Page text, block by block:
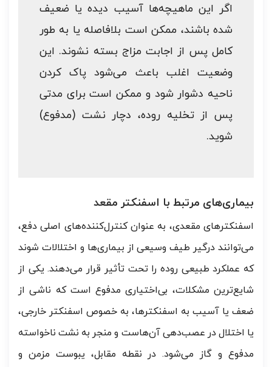
اگر این ماهیچه‌ها آسیب دیده یا ضعیف
شده باشند، ممکن است بلافاصله یا به طور
کامل پس از اجابت مزاج بسته نشوند. این
وضعیت اغلب باعث می‌شود پاک کردن
ناحیه دشوار شود و ممکن است برای مدتی
پس از تخلیه روده، دچار نشت (مدفوع)
شوید.
بیماری‌های مرتبط با اسفنکتر مقعد
اسفنکترهای مقعدی، به عنوان کنترل‌کننده‌های اصلی دفع،
می‌توانند درگیر طیف وسیعی از بیماری‌ها و اختلالات شوند
که عملکرد طبیعی روده را تحت تأثیر قرار می‌دهند. یکی از
شایع‌ترین مشکلات، بی‌اختیاری مدفوع است که ناشی از
ضعف یا آسیب به اسفنکترها، به خصوص اسفنکتر خارجی،
یا اختلال در عصب‌دهی آن‌هاست و منجر به نشت ناخواسته
مدفوع و گاز می‌شود. در نقطه مقابل، یبوست مزمن و